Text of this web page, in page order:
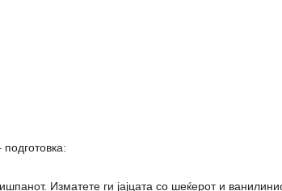
Изматете ги јајцата со шеќерот и